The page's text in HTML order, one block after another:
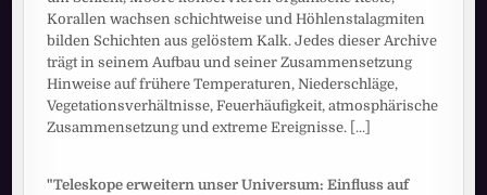
Korallen wachsen schichtweise und Höhlenstalagmiten
bilden Schichten aus gelöstem Kalk. Jedes dieser Archive
trägt in seinem Aufbau und seiner Zusammensetzung
Hinweise auf frühere Temperaturen, Niederschläge,
Vegetationsverhältnisse, Feuerhäufigkeit, atmosphärische
Zusammensetzung und extreme Ereignisse. [...]
"Teleskope erweitern unser Universum: Einfluss auf